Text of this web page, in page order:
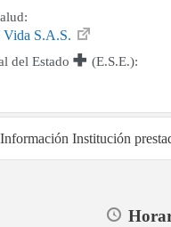
Vida S.A.S.
del Estado
(E.S.E.):
Información Institución